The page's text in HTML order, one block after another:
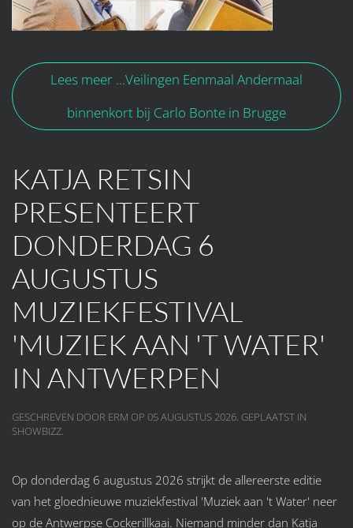
Lees meer …Veilingen Eenmaal Andermaal
binnenkort bij Carlo Bonte in Brugge
KATJA RETSIN
PRESENTEERT
DONDERDAG 6
AUGUSTUS
MUZIEKFESTIVAL
'MUZIEK AAN 'T WATER'
IN ANTWERPEN
GESCHREVEN DOOR ERM OP 05 AUGUSTUS 2026. GEPLAATST IN
SHOWBIZZ.
Op donderdag 6 augustus 2026 strijkt de allereerste editie
van het gloednieuwe muziekfestival 'Muziek aan 't Water' neer
op de Antwerpse Cockerillkaai. Niemand minder dan Katja